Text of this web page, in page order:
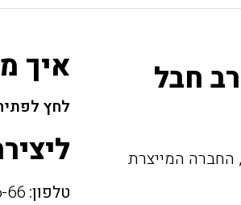
חבל
לביא משה-שיקו, החברה המייצרת
איך
לחץ
טלפון: 08-99-666-66